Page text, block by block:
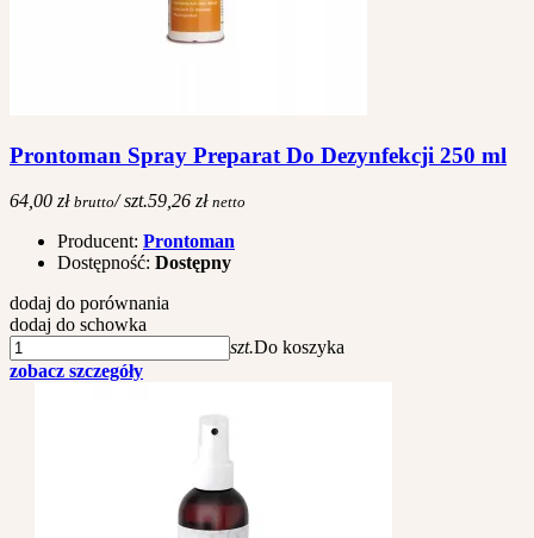
Prontoman Spray Preparat Do Dezynfekcji 250 ml
64,00 zł brutto/ szt.59,26 zł netto
Producent: Prontoman
Dostępność: Dostępny
dodaj do porównania
dodaj do schowka
szt.Do koszyka
zobacz szczegóły